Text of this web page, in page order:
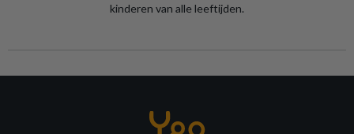
kinderen van alle leeftijden.